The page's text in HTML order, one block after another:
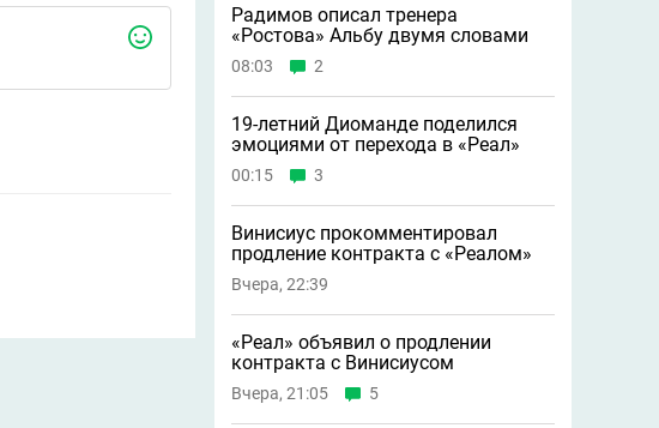
Радимов описал тренера
«Ростова» Альбу двумя словами
08:03 2
19-летний Диоманде поделился
эмоциями от перехода в «Реал»
00:15 3
Винисиус прокомментировал
продление контракта с «Реалом»
Вчера, 22:39
«Реал» объявил о продлении
контракта с Винисиусом
Вчера, 21:05 5